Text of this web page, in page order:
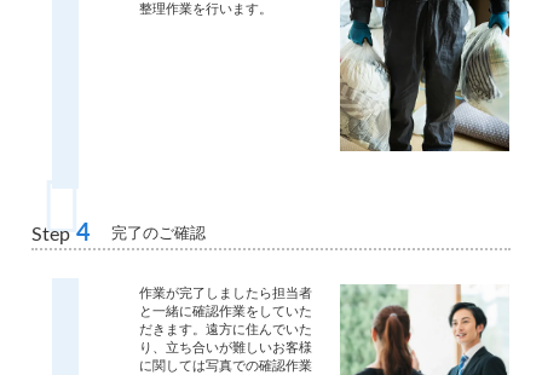
整理作業を行います。
Step 4 完了のご確認
作業が完了しましたら担当者
と一緒に確認作業をしていた
だきます。遠方に住んでいた
り、立ち合いが難しいお客様
に関しては写真での確認作業